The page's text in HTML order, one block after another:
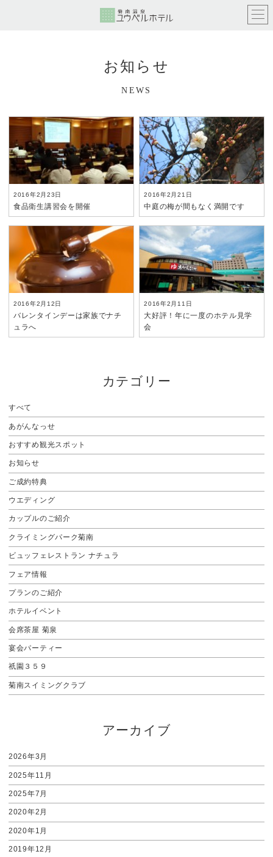
お知らせ
NEWS
2016年2月23日
食品衛生講習会を開催
2016年2月21日
中庭の梅が間もなく満開です
2016年2月12日
バレンタインデーは家族でナチ
ュラへ
2016年2月11日
大好評！年に一度のホテル見学
会
カテゴリー
すべて
あがんなっせ
おすすめ観光スポット
お知らせ
ご成約特典
ウエディング
カップルのご紹介
クライミングパーク菊南
ビュッフェレストラン ナチュラ
フェア情報
プランのご紹介
ホテルイベント
会席茶屋 菊泉
宴会パーティー
祇園３５９
菊南スイミングクラブ
アーカイブ
2026年3月
2025年11月
2025年7月
2020年2月
2020年1月
2019年12月